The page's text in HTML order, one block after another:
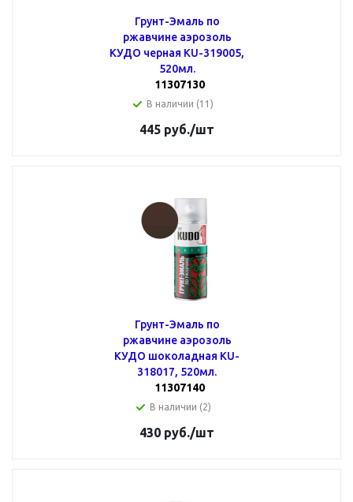
Грунт-Эмаль по
ржавчине аэрозоль
КУДО черная KU-319005,
520мл.
11307130
В наличии (11)
445 руб./шт
Грунт-Эмаль по
ржавчине аэрозоль
КУДО шоколадная KU-
318017, 520мл.
11307140
В наличии (2)
430 руб./шт